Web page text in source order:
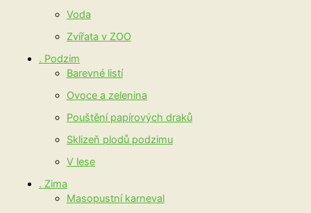
Voda
Zvířata v ZOO
. Podzim
Barevné listí
Ovoce a zelenina
Pouštění papírových draků
Sklizeň plodů podzimu
V lese
. Zima
Masopustní karneval